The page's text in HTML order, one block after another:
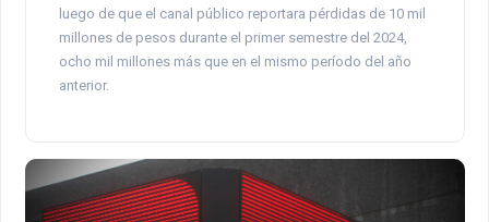
luego de que el canal público reportara pérdidas de 10 mil
millones de pesos durante el primer semestre del 2024,
ocho mil millones más que en el mismo período del año
anterior.